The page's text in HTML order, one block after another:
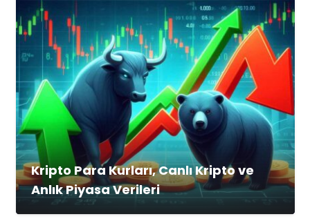
Kripto Para Kurları, Canlı Kripto ve
Anlık Piyasa Verileri